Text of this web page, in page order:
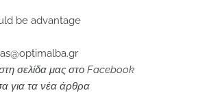
be advantage
σελίδα μας στο Facebook
για τα νέα άρθρα